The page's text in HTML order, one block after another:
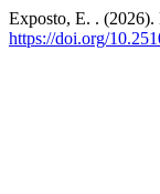
Exposto, E. .
https://doi.org/